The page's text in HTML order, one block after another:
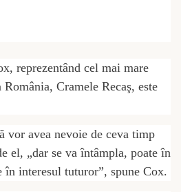
reprezentând cel mai mare
Cramele Recaş, este
vor avea nevoie de ceva timp
el, „dar se va întâmpla, poate în
în interesul tuturor”, spune Cox.